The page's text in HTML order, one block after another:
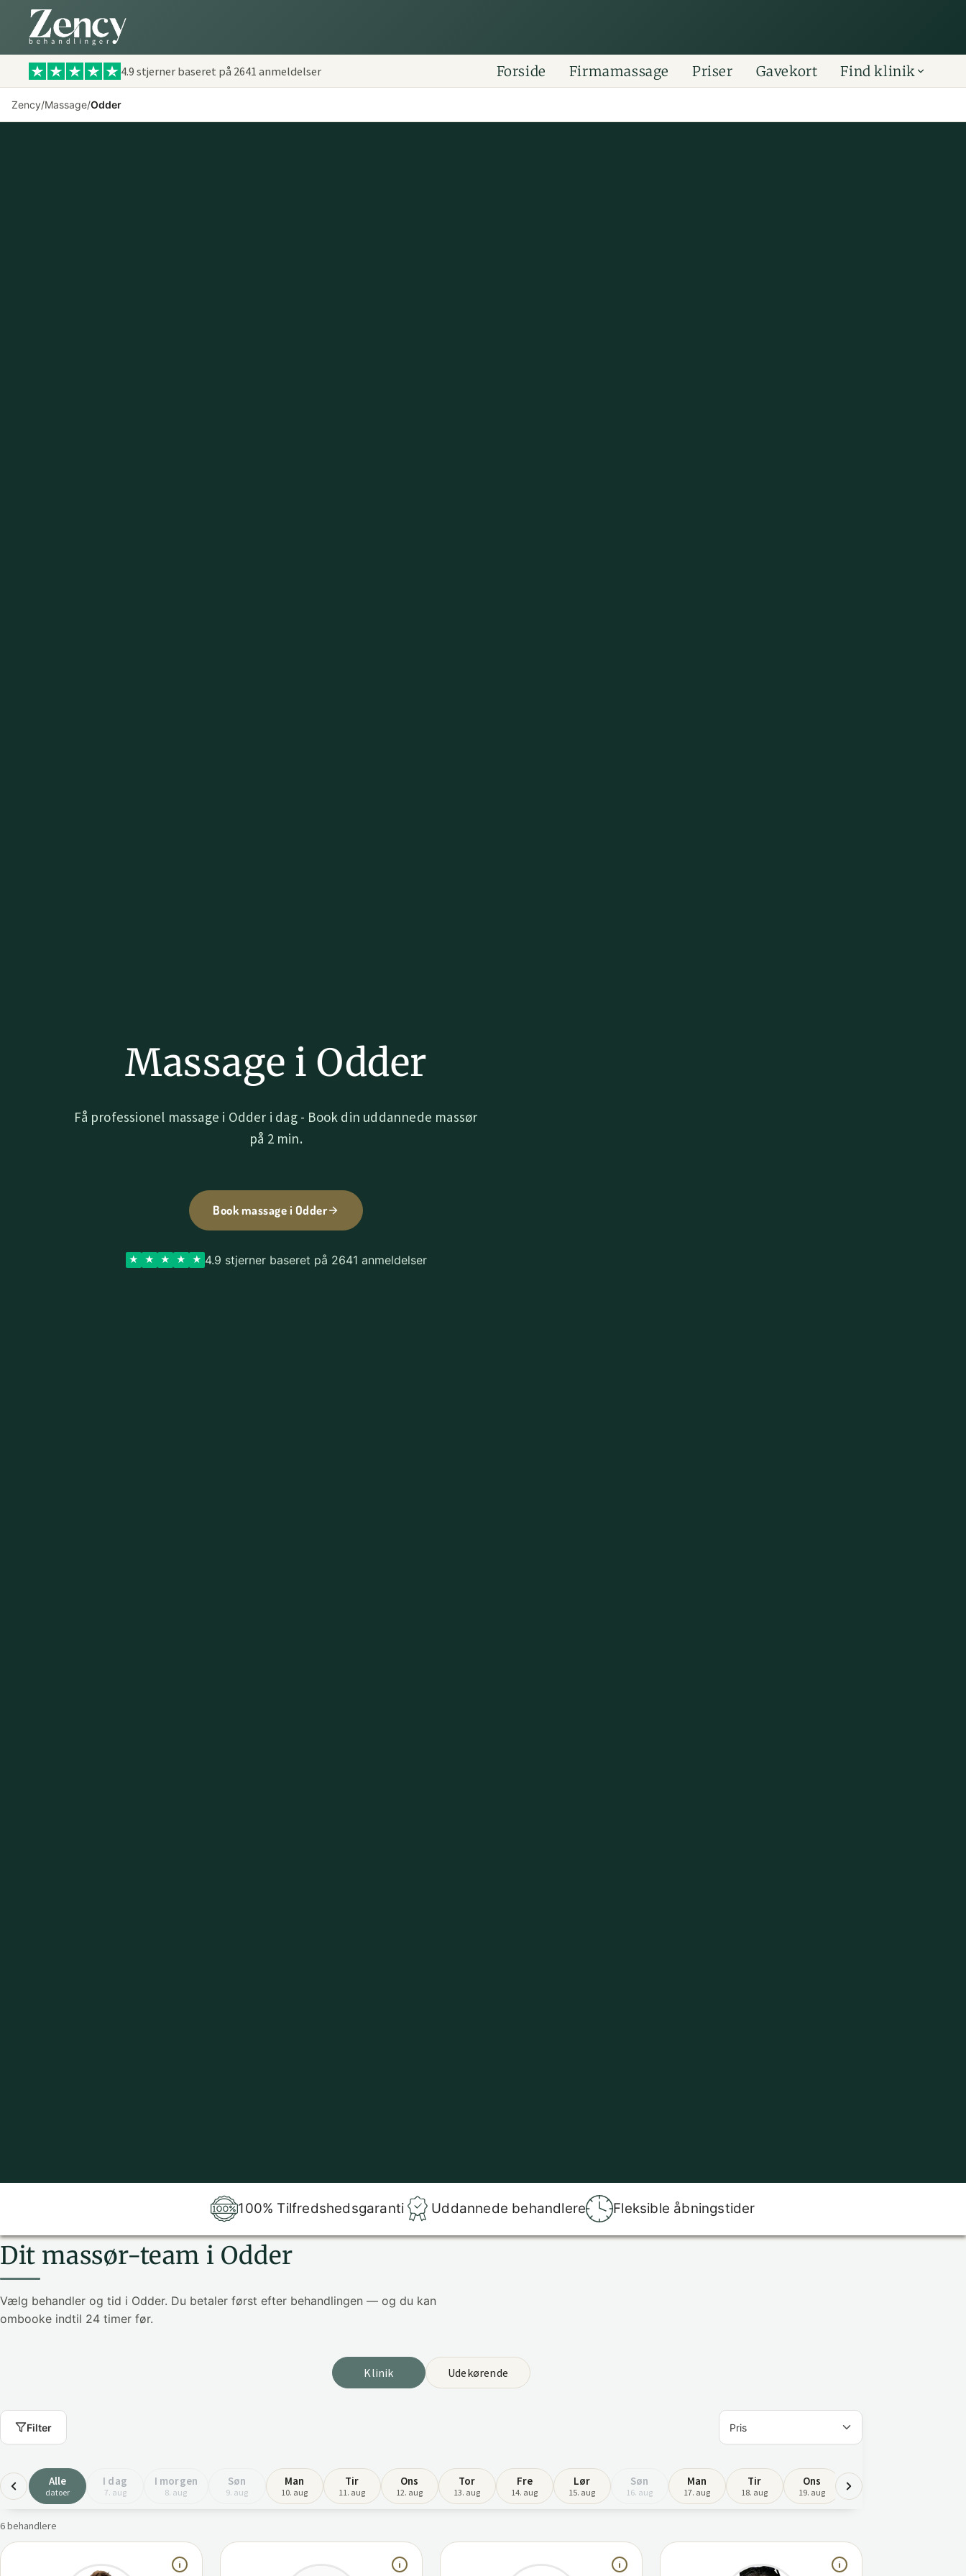
4.9 stjerner baseret på 2641 anmeldelser Forside Firmamassage Priser Gavekort Find klinik
Zency/Massage/Odder
Massage i Odder
Få professionel massage i Odder i dag - Book din uddannede massør
på 2 min.
Book massage i Odder
4.9 stjerner baseret på 2641 anmeldelser
100% Tilfredshedsgaranti Uddannede behandlere Fleksible åbningstider
Dit massør-team i Odder
Vælg behandler og tid i Odder. Du betaler først efter behandlingen — og du kan
ombooke indtil 24 timer før.
Klinik Udekørende
Filter
Alle
datoer
I dag
7. aug
I morgen
8. aug
Søn
9. aug
Man
10. aug
Tir
11. aug
Ons
12. aug
Tor
13. aug
Fre
14. aug
Lør
15. aug
Søn
16. aug
Man
17. aug
Tir
18. aug
Ons
19. aug
Tor
20. aug
6 behandlere